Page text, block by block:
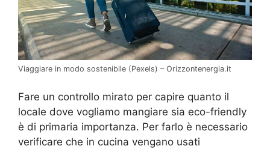
Viaggiare in modo sostenibile (Pexels) – Orizzontenergia.it
Fare un controllo mirato per capire quanto il
locale dove vogliamo mangiare sia eco-friendly
è di primaria importanza. Per farlo è necessario
verificare che in cucina vengano usati